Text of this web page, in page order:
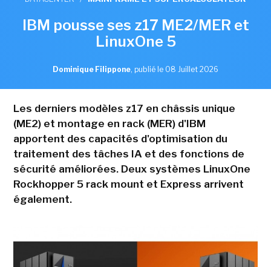
IBM pousse ses z17 ME2/MER et
LinuxOne 5
Dominique Filippone, publié le 08 Juillet 2026
Les derniers modèles z17 en châssis unique
(ME2) et montage en rack (MER) d'IBM
apportent des capacités d'optimisation du
traitement des tâches IA et des fonctions de
sécurité améliorées. Deux systèmes LinuxOne
Rockhopper 5 rack mount et Express arrivent
également.